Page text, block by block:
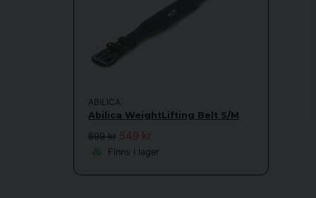
ABILICA
Abilica WeightLifting Belt S/M
699 kr 549 kr
Finns i lager